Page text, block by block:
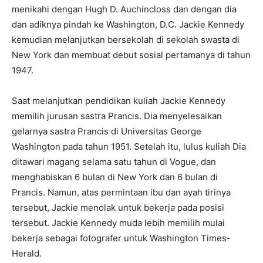
menikahi dengan Hugh D. Auchincloss dan dengan dia
dan adiknya pindah ke Washington, D.C. Jackie Kennedy
kemudian melanjutkan bersekolah di sekolah swasta di
New York dan membuat debut sosial pertamanya di tahun
1947.
Saat melanjutkan pendidikan kuliah Jackie Kennedy
memilih jurusan sastra Prancis. Dia menyelesaikan
gelarnya sastra Prancis di Universitas George
Washington pada tahun 1951. Setelah itu, lulus kuliah Dia
ditawari magang selama satu tahun di Vogue, dan
menghabiskan 6 bulan di New York dan 6 bulan di
Prancis. Namun, atas permintaan ibu dan ayah tirinya
tersebut, Jackie menolak untuk bekerja pada posisi
tersebut. Jackie Kennedy muda lebih memilih mulai
bekerja sebagai fotografer untuk Washington Times-
Herald.